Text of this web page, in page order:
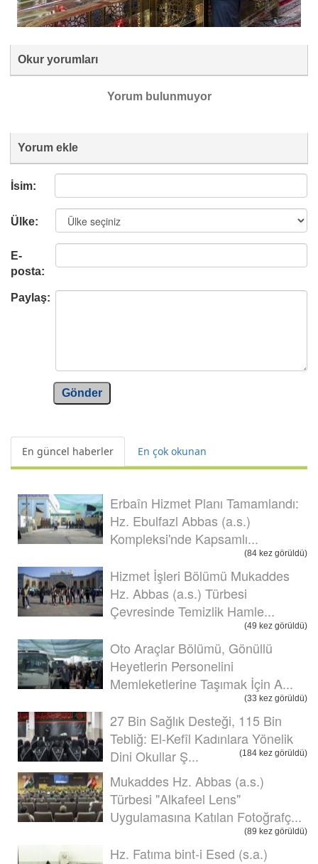
Okur yorumları
Yorum bulunmuyor
Yorum ekle
İsim:
Ülke:
E-
posta:
Paylaş:
Gönder
En güncel haberler En çok okunan
Erbaîn Hizmet Planı Tamamlandı:
Hz. Ebulfazl Abbas (a.s.)
Kompleksi'nde Kapsamlı...
(84 kez görüldü)
Hizmet İşleri Bölümü Mukaddes
Hz. Abbas (a.s.) Türbesi
Çevresinde Temizlik Hamle...
(49 kez görüldü)
Oto Araçlar Bölümü, Gönüllü
Heyetlerin Personelini
Memleketlerine Taşımak İçin A...
(33 kez görüldü)
27 Bin Sağlık Desteği, 115 Bin
Tebliğ: El-Kefîl Kadınlara Yönelik
Dini Okullar Ş...
(184 kez görüldü)
Mukaddes Hz. Abbas (a.s.)
Türbesi "Alkafeel Lens"
Uygulamasına Katılan Fotoğrafç...
(89 kez görüldü)
Hz. Fatıma bint-i Esed (s.a.)